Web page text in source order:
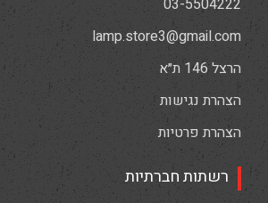
03-5504222
lamp.store3@gmail.com
הרצל 146 ת״א
הצהרת נגישות
הצהרת פרטיות
רשתות חברתיות